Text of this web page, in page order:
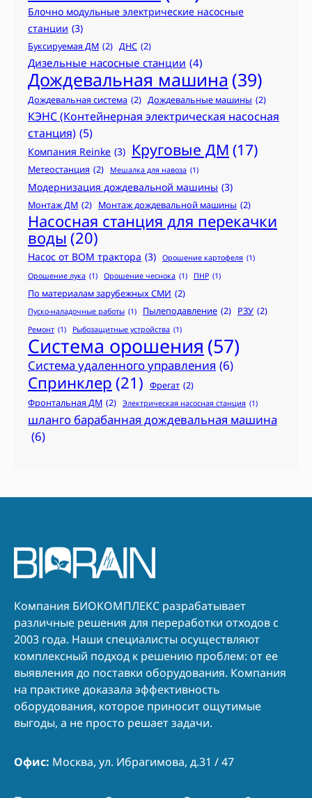
Блочно модульные электрические насосные
станции (3)
Буксируемая ДМ (2) ДНС (2)
Дизельные насосные станции (4)
Дождевальная машина (39)
Дождевальная система (2) Дождевальные машины (2)
КЭНС (Контейнерная электрическая насосная
станция) (5)
Компания Reinke (3) Круговые ДМ (17)
Метеостанция (2) Мешалка для навоза (1)
Модернизация дождевальной машины (3)
Монтаж ДМ (2) Монтаж дождевальной машины (2)
Насосная станция для перекачки
воды (20)
Насос от ВОМ трактора (3) Орошение картофеля (1)
Орошение лука (1) Орошение чеснока (1) ПНР (1)
По материалам зарубежных СМИ (2)
Пуско-наладочные работы (1) Пылеподавление (2) РЗУ (2)
Ремонт (1) Рыбозащитные устройства (1)
Система орошения (57)
Система удаленного управления (6)
Спринклер (21) Фрегат (2)
Фронтальная ДМ (2) Электрическая насосная станция (1)
шланго барабанная дождевальная машина
(6)
Компания БИОКОМПЛЕКС разрабатывает
различные решения для переработки отходов с
2003 года. Наши специалисты осуществляют
комплексный подход к решению проблем: от ее
выявления до поставки оборудования. Компания
на практике доказала эффективность
оборудования, которое приносит ощутимые
выгоды, а не просто решает задачи.
Офис: Москва, ул. Ибрагимова, д.31 / 47